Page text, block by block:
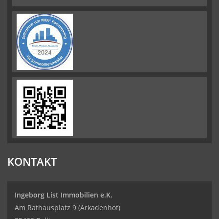
KONTAKT
Ingeborg List Immobilien e.K.
Am Rathausplatz 9 (Arkadenhof)